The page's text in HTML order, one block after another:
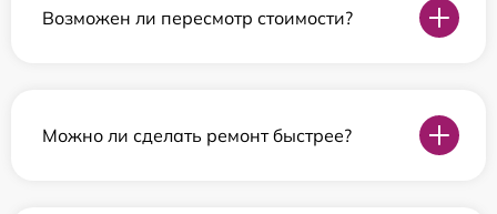
Возможен ли пересмотр стоимости?
Можно ли сделать ремонт быстрее?